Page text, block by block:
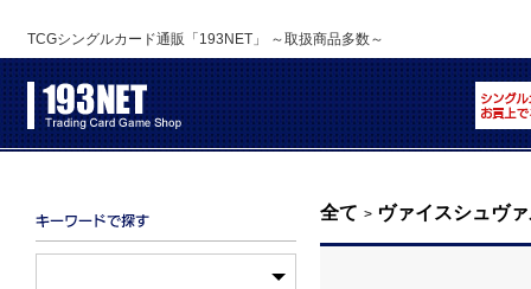
TCGシングルカード通販「193NET」 ～取扱商品多数～
全て > ヴァイスシュヴ